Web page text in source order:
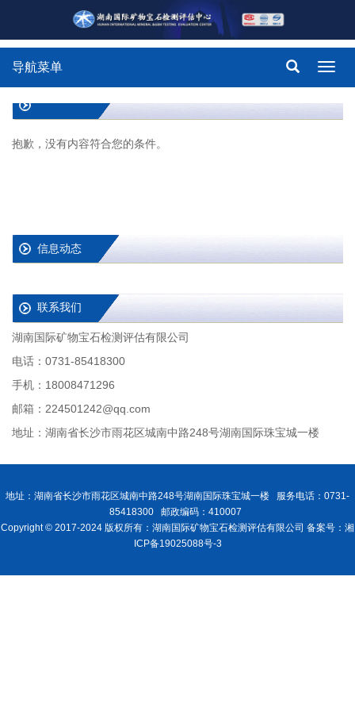
导航菜单
抱歉，没有内容符合您的条件。
信息动态
联系我们
湖南国际矿物宝石检测评估有限公司
电话：0731-85418300
手机：18008471296
邮箱：224501242@qq.com
地址：湖南省长沙市雨花区城南中路248号湖南国际珠宝城一楼
地址：湖南省长沙市雨花区城南中路248号湖南国际珠宝城一楼 服务电话：0731-
85418300 邮政编码：410007
Copyright © 2017-2024 版权所有：湖南国际矿物宝石检测评估有限公司 备案号：湘
ICP备19025088号-3